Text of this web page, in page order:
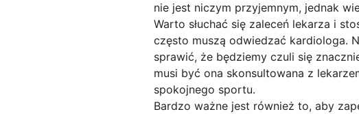
nie jest niczym przyjemnym, jednak
Warto słuchać się zaleceń lekarza i
często muszą odwiedzać kardiologa.
sprawić, że będziemy czuli się
musi być ona skonsultowana z
spokojnego sportu.
Bardzo ważne jest również to, aby